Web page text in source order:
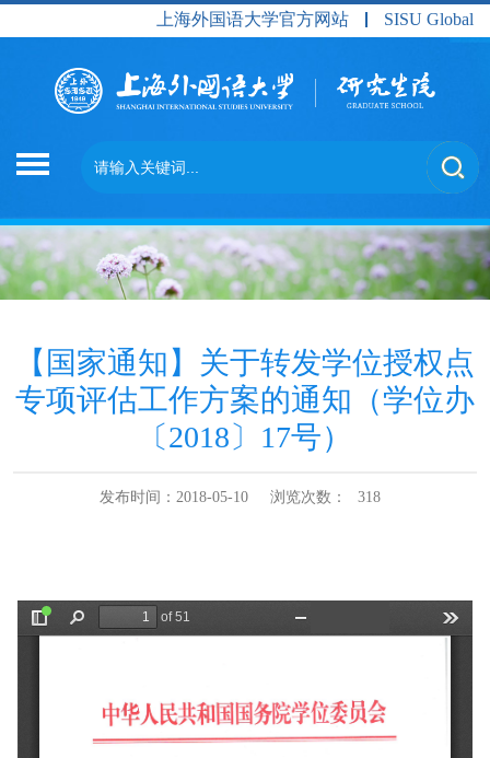
上海外国语大学官方网站 SISU Global
【国家通知】关于转发学位授权点
专项评估工作方案的通知（学位办
〔2018〕17号）
发布时间：2018-05-10 浏览次数： 318